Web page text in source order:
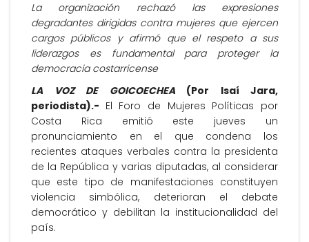
La organización rechazó las expresiones
degradantes dirigidas contra mujeres que ejercen
cargos públicos y afirmó que el respeto a sus
liderazgos es fundamental para proteger la
democracia costarricense
LA VOZ DE GOICOECHEA(Por Isaí Jara,
periodista).- El Foro de Mujeres Políticas por
Costa Rica emitió este jueves un
pronunciamiento en el que condena los
recientes ataques verbales contra la presidenta
de la República y varias diputadas, al considerar
que este tipo de manifestaciones constituyen
violencia simbólica, deterioran el debate
democrático y debilitan la institucionalidad del
país.